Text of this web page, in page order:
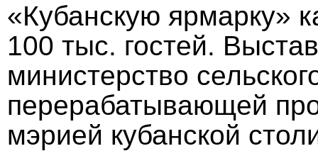
«Кубанскую ярмарку»
100 тыс. гостей.
министерство
перерабатывающей
мэрией кубанской